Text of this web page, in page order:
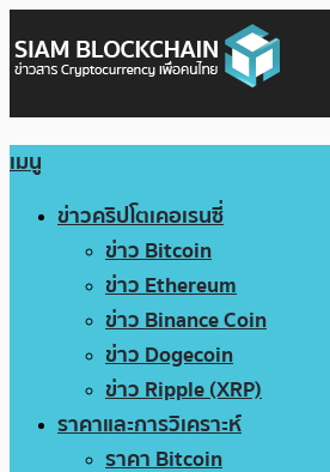
เมนู
ข่าวคริปโตเคอเรนซี่
ข่าว Bitcoin
ข่าว Ethereum
ข่าว Binance Coin
ข่าว Dogecoin
ข่าว Ripple (XRP)
ราคาและการวิเคราะห์
ราคา Bitcoin